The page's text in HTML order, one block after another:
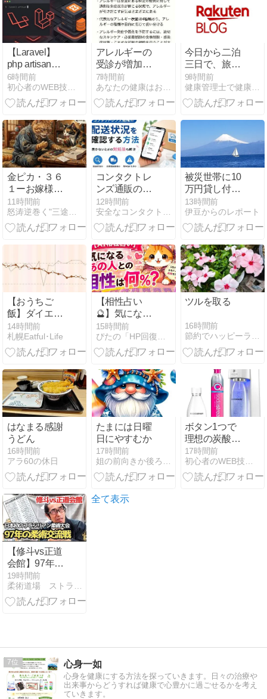
【Laravel】
php artisanと
は？よく使う
コマンド一覧
と基本的な使
やすく解説
6時間前
アレルギーの
受診が増加傾
向、命にかか
わる場合も…
〝発症と悪化
は【薬剤師が
解説】
7時間前
今日から二泊
三日で、旅行
に行きます。
9時間前
金ピカ・３６
１ーお嫁様の
携帯が 壊れた
～ Ⅳ
11時間前
コンタクトレ
ンズ通販の配
送状況を確認
する方法｜届
かないときの
12時間前
被災世帯に10
万円貸し付け
生活資金、無
利子で ひどい
国です
13時間前
伊豆からのレポート
【おうちご
飯】ダイエッ
ト進捗＆つけ
麺＆焼きそば
14時間前
札幌Eatful･Life
【相性占い
🔮】気になる
あの人との相
性は何％？ド
キドキ診断💕
15時間前
ツルを取る
16時間前
節約でハッピーライフ！
はなまる感謝
うどん
16時間前
アラ60の休日
たまには日曜
日にやすむか
17時間前
姐の前向きか後ろ向きかわからない向き日記
ボタン1つで
理想の炭酸
水！ソーダス
トリーム E-
TERRA（E-テ
17時間前
初心者のWEB技術習得の軌跡
【修斗vs正道
会館】97年の
柔術交流戦！
【柔らかいチ
カラTV】
19時間前
柔術道場 ストライプル早稲田ヒルマ道場
全て表示
7 心身一如
心身を健康にする方法を探っていきます。日々の治療や
出来事からどうすれば健康で心豊かに過ごせるかを考え
ていきます。